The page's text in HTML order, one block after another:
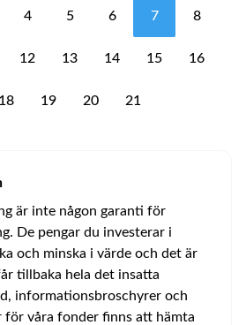
4 5 6 7 8
12 13 14 15 16
18 19 20 21
är inte någon garanti för
De pengar du investerar i
och minska i värde och det är
tillbaka hela det insatta
informationsbroschyrer och
för våra fonder finns att hämta